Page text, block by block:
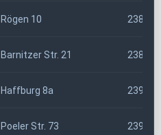
Rögen 10 23843
Barnitzer Str. 21 23858
Haffburg 8a 23970
Poeler Str. 73 23970